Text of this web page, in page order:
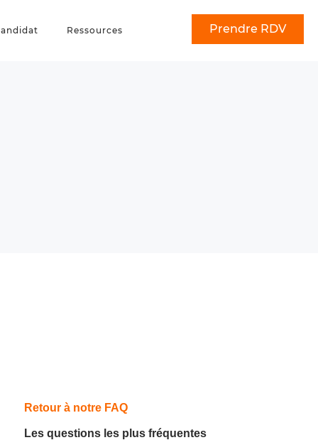
Prendre RDV
Ressources
Retour à notre FAQ
Les questions les plus fréquentes